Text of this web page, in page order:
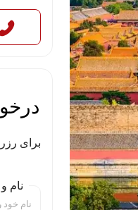
برای
نام